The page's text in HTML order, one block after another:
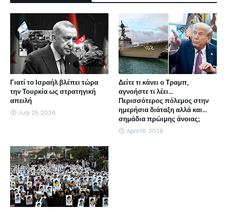
Γιατί το Ισραήλ βλέπει τώρα
την Τουρκία ως στρατηγική
απειλή
July 25, 2026
Δείτε τι κάνει ο Τραμπ,
αγνοήστε τι λέει...
Περισσότερος πόλεμος στην
ημερήσια διάταξη αλλά και...
σημάδια πρώιμης άνοιας;
April 16, 2026